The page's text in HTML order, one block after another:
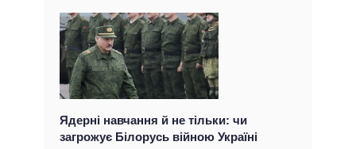
Ядерні навчання й не тільки: чи
загрожує Білорусь війною Україні